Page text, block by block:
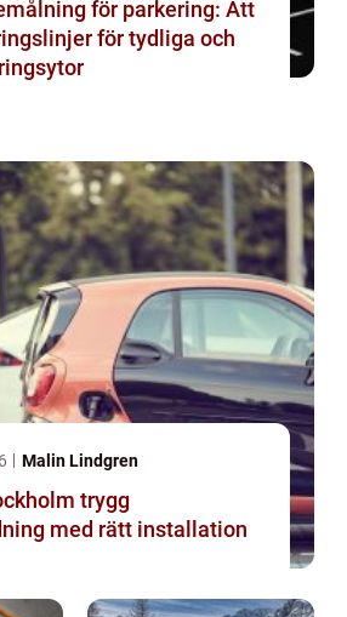
för parkering: Att
för tydliga och
Malin Lindgren
trygg
med rätt installation